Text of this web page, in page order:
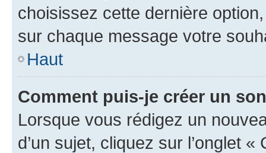
choisissez cette dernière
sur chaque message votre
Haut
Comment puis-je créer un
Lorsque vous rédigez un
d’un sujet, cliquez sur l’onglet